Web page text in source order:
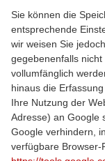
Sie können die
entsprechende
wir weisen Sie
gegebenenfalls
vollumfänglich
hinaus die
Ihre Nutzung der
Adresse) an Google
Google verhindern,
verfügbare Browser-